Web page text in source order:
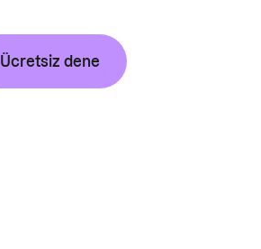
Ücretsiz dene